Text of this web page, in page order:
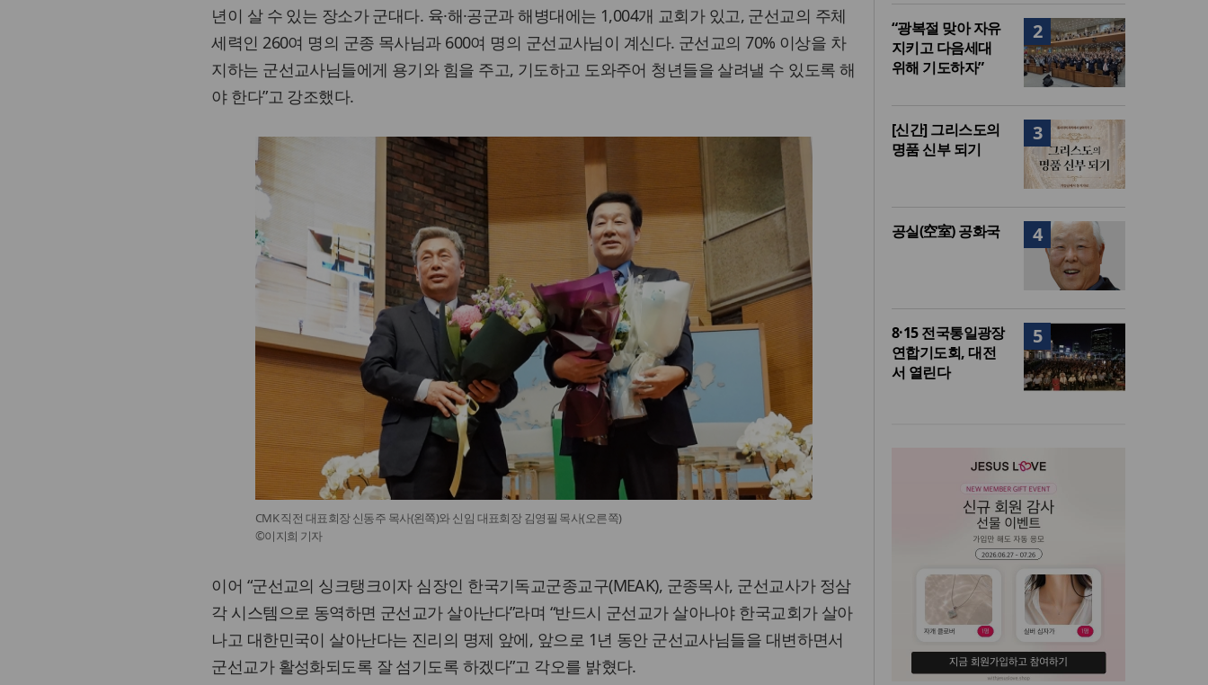
년이 살 수 있는 장소가 군대다. 육·해·공군과 해병대에는 1,004개 교회가 있고, 군선교의 주체
세력인 260여 명의 군종 목사님과 600여 명의 군선교사님이 계신다. 군선교의 70% 이상을 차
지하는 군선교사님들에게 용기와 힘을 주고, 기도하고 도와주어 청년들을 살려낼 수 있도록 해
야 한다”고 강조했다.
CMK 직전 대표회장 신동주 목사(왼쪽)와 신임 대표회장 김영필 목사(오른쪽)
©이지희 기자
이어 “군선교의 싱크탱크이자 심장인 한국기독교군종교구(MEAK), 군종목사, 군선교사가 정삼
각 시스템으로 동역하면 군선교가 살아난다”라며 “반드시 군선교가 살아나야 한국교회가 살아
나고 대한민국이 살아난다는 진리의 명제 앞에, 앞으로 1년 동안 군선교사님들을 대변하면서
군선교가 활성화되도록 잘 섬기도록 하겠다”고 각오를 밝혔다.
2
“광복절 맞아 자유
지키고 다음세대
위해 기도하자”
3
[신간] 그리스도의
명품 신부 되기
4
공실(空室) 공화국
5
8·15 전국통일광장
연합기도회, 대전
서 열린다